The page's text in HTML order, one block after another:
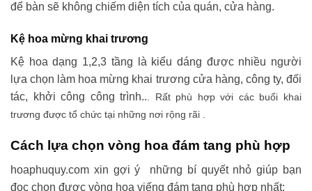
để bàn sẽ không chiếm diện tích của quán, cửa hàng.
Kệ hoa mừng khai trương
Kệ hoa dạng 1,2,3 tầng là kiểu dáng được nhiều người
lựa chọn làm hoa mừng khai trương cửa hàng, công ty, đối
tác, khởi công công trình.. . Rất phù hợp với các buổi khai
trương được tổ chức tại những nơi rộng rãi .
Cách lựa chọn vòng hoa đám tang phù hợp
hoaphuquy.com xin gợi ý những bí quyết nhỏ giúp bạn
đọc chọn được vòng hoa viếng đám tang phù hợp nhất: